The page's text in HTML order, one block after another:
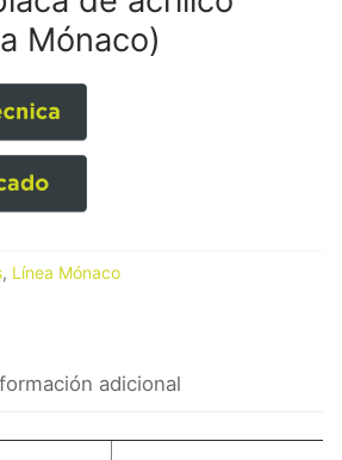
Mónaco)
, Línea Mónaco
adicional